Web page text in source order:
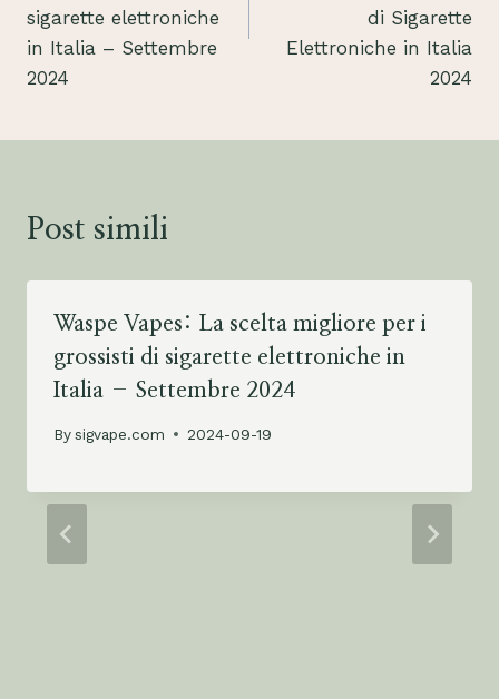
l
u
e
h
c
a
sigarette elettroniche
in Italia – Settembre
2024
di Sigarette
Elettroniche in Italia
2024
Post simili
Waspe Vapes: La scelta migliore per i
grossisti di sigarette elettroniche in
Italia – Settembre 2024
Bysigvape.com 2024-09-19